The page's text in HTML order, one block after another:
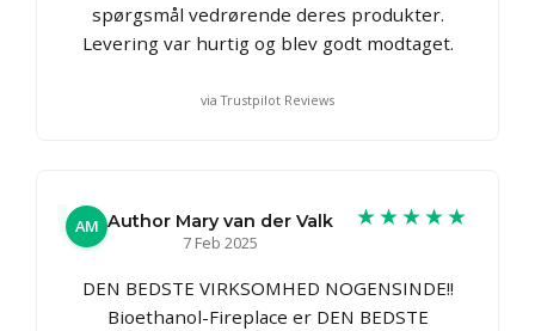
spørgsmål vedrørende deres produkter.
Levering var hurtig og blev godt modtaget.
via Trustpilot Reviews
AM Author Mary van der Valk
7 Feb 2025
★★★★★
DEN BEDSTE VIRKSOMHED NOGENSINDE!!
Bioethanol-Fireplace er DEN BEDSTE